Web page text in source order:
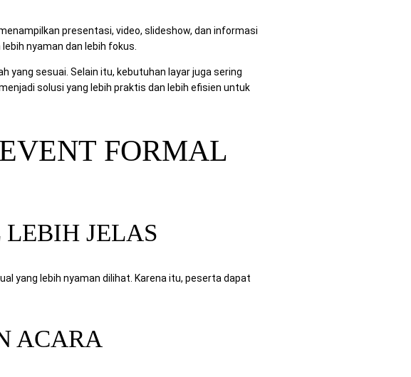
presentasi, video, slideshow, dan informasi
nyaman dan lebih fokus.
yang sesuai. Selain itu, kebutuhan layar juga sering
solusi yang lebih praktis dan lebih efisien untuk
FORMAL
JELAS
yang lebih nyaman dilihat. Karena itu, peserta dapat
ACARA